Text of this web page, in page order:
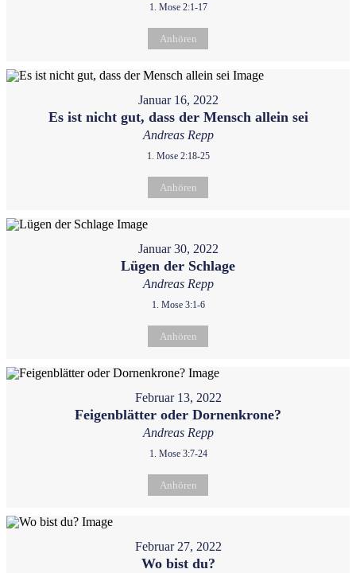
1. Mose 2:1-17
Anhören
Januar 16, 2022
Es ist nicht gut, dass der Mensch allein sei
Andreas Repp
1. Mose 2:18-25
Anhören
Januar 30, 2022
Lügen der Schlage
Andreas Repp
1. Mose 3:1-6
Anhören
Februar 13, 2022
Feigenblätter oder Dornenkrone?
Andreas Repp
1. Mose 3:7-24
Anhören
Februar 27, 2022
Wo bist du?